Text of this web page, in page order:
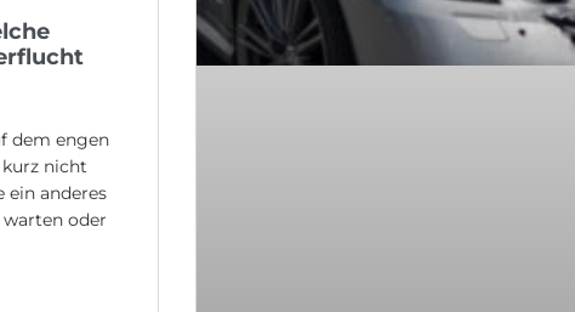
dem engen
nicht
ein anderes
oder